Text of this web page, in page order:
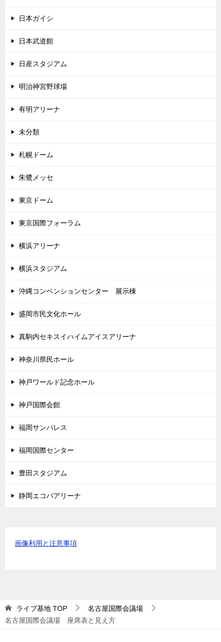
日本ガイシ
日本武道館
日産スタジアム
明治神宮野球場
有明アリーナ
未分類
札幌ドーム
朱鷺メッセ
東京ドーム
東京国際フォーラム
横浜アリーナ
横浜スタジアム
沖縄コンベンションセンター 展示棟
盛岡市民文化ホール
真駒内セキスイハイムアイスアリーナ
神奈川県民ホール
神戸ワールド記念ホール
神戸国際会館
福岡サンパレス
福岡国際センター
豊田スタジアム
静岡エコパアリーナ
画像利用と注意事項
ライブ基地 TOP
名古屋国際会議場
名古屋国際会議場 座席表と見え方